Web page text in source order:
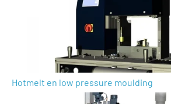
Hotmelt en low pressure moulding